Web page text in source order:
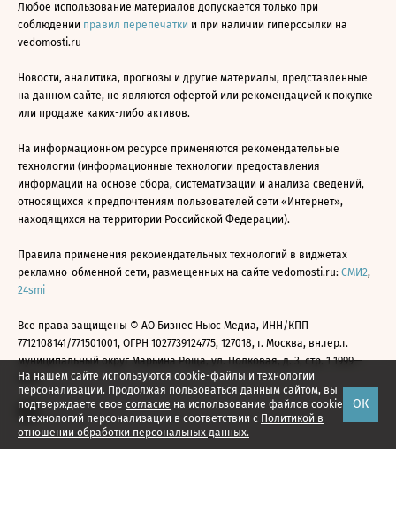
На нашем сайте используются cookie-файлы и технологии
персонализации. Продолжая пользоваться данным сайтом, вы
подтверждаете свое согласие на использование файлов cookie
и технологий персонализации в соответствии с Политикой в
отношении обработки персональных данных.
ОК
Любое использование материалов допускается только при
соблюдении правил перепечатки и при наличии гиперссылки на
vedomosti.ru
Новости, аналитика, прогнозы и другие материалы, представленные
на данном сайте, не являются офертой или рекомендацией к покупке
или продаже каких-либо активов.
На информационном ресурсе применяются рекомендательные
технологии (информационные технологии предоставления
информации на основе сбора, систематизации и анализа сведений,
относящихся к предпочтениям пользователей сети «Интернет»,
находящихся на территории Российской Федерации).
Правила применения рекомендательных технологий в виджетах
рекламно-обменной сети, размещенных на сайте vedomosti.ru: СМИ2,
24smi
Все права защищены © АО Бизнес Ньюс Медиа, ИНН/КПП
7712108141/771501001, ОГРН 1027739124775, 127018, г. Москва, вн.тер.г.
муниципальный округ Марьина Роща, ул. Полковая, д. 3, стр. 1 1999—
2026